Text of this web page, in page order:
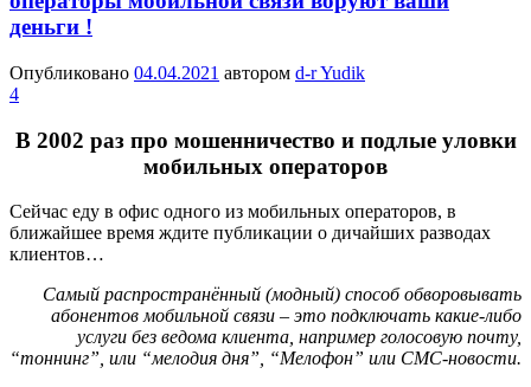
деньги !
Опубликовано 04.04.2021 автором d-r Yudik
4
В 2002 раз про мошенничество и подлые уловки
мобильных операторов
Сейчас еду в офис одного из мобильных операторов, в
ближайшее время ждите публикации о дичайших разводах
клиентов…
Самый распространённый (модный) способ обворовывать
абонентов мобильной связи – это подключать какие-либо
услуги без ведома клиента, например голосовую почту,
“тоннинг”, или “мелодия дня”, “Мелофон” или СМС-новости.